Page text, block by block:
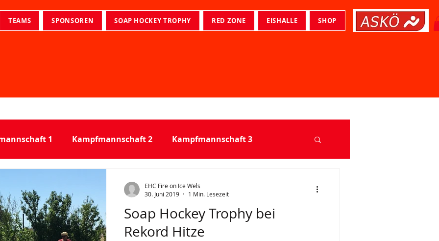
TEAMS SPONSOREN SOAP HOCKEY TROPHY RED ZONE EISHALLE SHOP
1 Kampfmannschaft 2 Kampfmannschaft 3
Soap Hockey Trophy bei
Rekord Hitze
EHC Fire on Ice Wels
30. Juni 2019
1 Min. Lesezeit